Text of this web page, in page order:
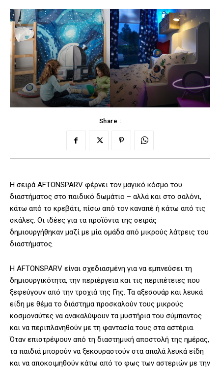
Share :
Η σειρά AFTONSPARV φέρνει τον μαγικό κόσμο του
διαστήματος στο παιδικό δωμάτιο – αλλά και στο σαλόνι,
κάτω από το κρεβάτι, πίσω από τον καναπέ ή κάτω από τις
σκάλες. Οι ιδέες για τα προϊόντα της σειράς
δημιουργήθηκαν μαζί με μία ομάδα από μικρούς λάτρεις του
διαστήματος.
Η AFTONSPARV είναι σχεδιασμένη για να εμπνεύσει τη
δημιουργικότητα, την περιέργεια και τις περιπέτειες που
ξεφεύγουν από την τροχιά της Γης. Τα αξεσουάρ και λευκά
είδη με θέμα το διάστημα προσκαλούν τους μικρούς
κοσμοναύτες να ανακαλύψουν τα μυστήρια του σύμπαντος
και να περιπλανηθούν με τη φαντασία τους στα αστέρια.
Όταν επιστρέψουν από τη διαστημική αποστολή της ημέρας,
τα παιδιά μπορούν να ξεκουραστούν στα απαλά λευκά είδη
και να αποκοιμηθούν κάτω από το φως των αστεριών με την